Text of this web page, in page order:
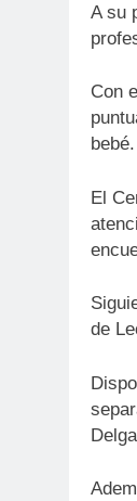
A su
Con
bebé.
El
de